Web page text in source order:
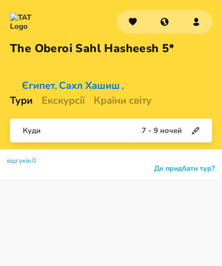
The Oberoi Sahl Hasheesh 5*
Єгипет, Сахл Хашиш ,
Тури Екскурсії Країни світу
Куди 7 - 9 ночей
Де придбати тур?
відгуків 0